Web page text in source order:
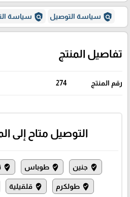
policy سياسة التوصيل policy سياسة
تفاصيل المنتج
رقم المنتج 274
التوصيل متاح إلى
where_to_vote جنين where_to_vote طوباس where_to_vote
where_to_vote طولكرم where_to_vote قلقيلية